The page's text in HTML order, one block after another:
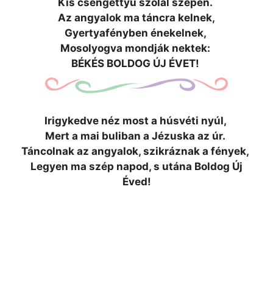
Az angyalok ma táncra kelnek,
Gyertyafényben énekelnek,
Mosolyogva mondják nektek:
BÉKÉS BOLDOG ÚJ ÉVET!
Irigykedve néz most a húsvéti nyúl,
Mert a mai buliban a Jézuska az úr.
Táncolnak az angyalok, szikráznak a fények,
Legyen ma szép napod, s utána Boldog Új
Éved!